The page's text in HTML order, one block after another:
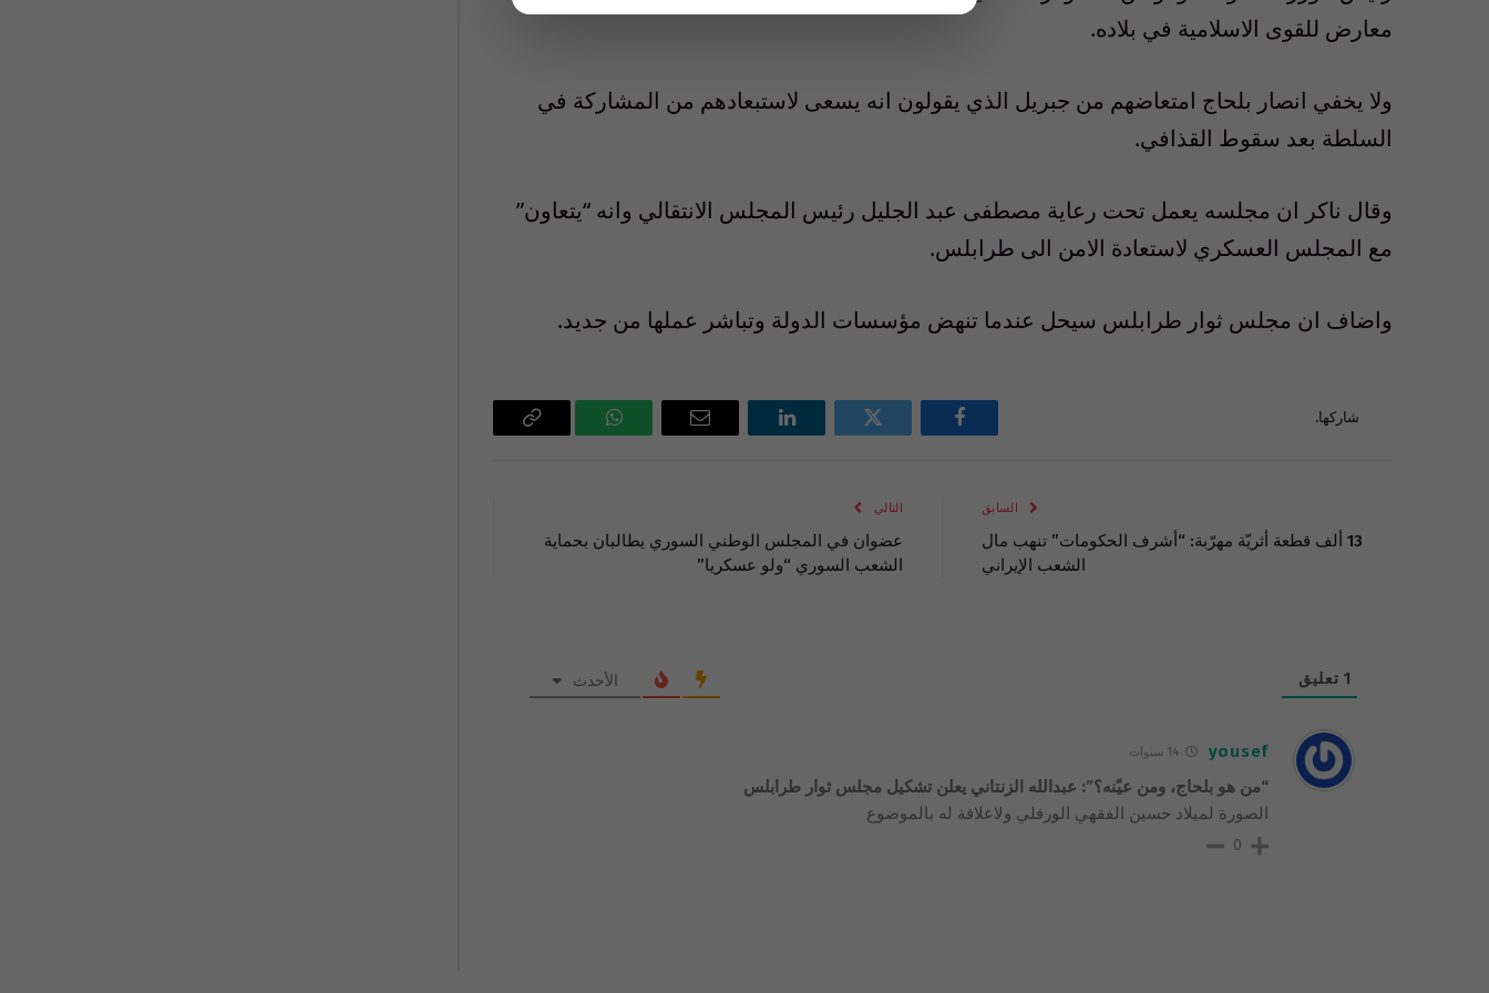
معارض للقوى الاسلامية في بلاده.
ولا يخفي انصار بلحاج امتعاضهم من جبريل الذي يقولون انه يسعى لاستبعادهم من المشاركة في
السلطة بعد سقوط القذافي.
وقال ناكر ان مجلسه يعمل تحت رعاية مصطفى عبد الجليل رئيس المجلس الانتقالي وانه “يتعاون”
مع المجلس العسكري لاستعادة الامن الى طرابلس.
واضاف ان مجلس ثوار طرابلس سيحل عندما تنهض مؤسسات الدولة وتباشر عملها من جديد.
شاركها.
فيسبوك تويتر لينكدإن
البريد
واتساب
Copy
السابق
13 ألف قطعة أثريّة مهرّبة: “أشرف الحكومات” تنهب مال
الشعب الإيراني
التالي
عضوان في المجلس الوطني السوري يطالبان بحماية
الشعب السوري “ولو عسكريا”
1 تعليق الأحدث
yousef 14 سنوات
“من هو بلحاج، ومن عيّنه؟”: عبدالله الزنتاني يعلن تشكيل مجلس ثوار طرابلس
الصورة لميلاد حسين الفقهي الورفلي ولاعلاقة له بالموضوع
0